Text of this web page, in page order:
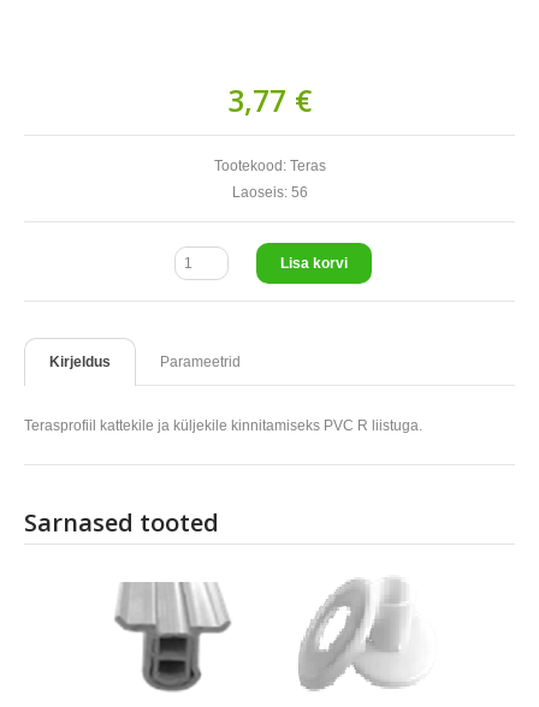
3,77 €
Tootekood: Teras
Laoseis: 56
Lisa korvi
Kirjeldus Parameetrid
Terasprofiil kattekile ja küljekile kinnitamiseks PVC R liistuga.
Sarnased tooted